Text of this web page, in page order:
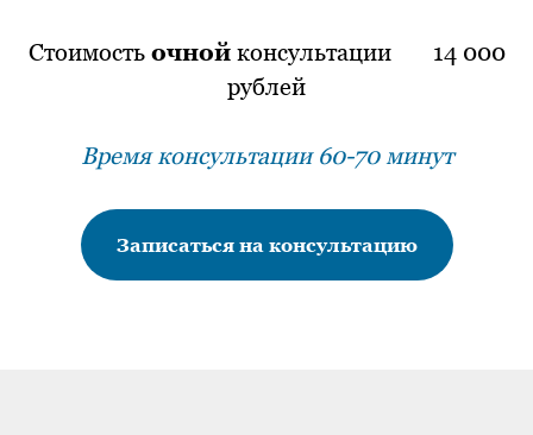
Стоимость очнойконсультации ⠀⠀14 000
рублей
Время консультации 60-70 минут
Записаться на консультацию